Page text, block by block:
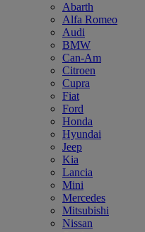
Abarth
Alfa Romeo
Audi
BMW
Can-Am
Citroen
Cupra
Fiat
Ford
Honda
Hyundai
Jeep
Kia
Lancia
Mini
Mercedes
Mitsubishi
Nissan